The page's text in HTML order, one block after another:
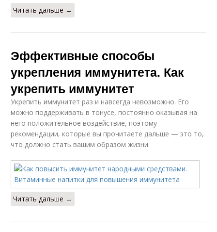
Читать дальше →
Эффективные способы
укрепления иммунитета. Как
укрепить иммунитет
Укрепить иммунитет раз и навсегда невозможно. Его
можно поддерживать в тонусе, постоянно оказывая на
него положительное воздействие, поэтому
рекомендации, которые вы прочитаете дальше — это то,
что должно стать вашим образом жизни.
Читать дальше →